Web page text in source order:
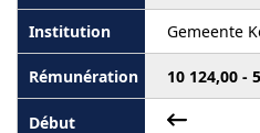
Gemeente
10 124,00 -